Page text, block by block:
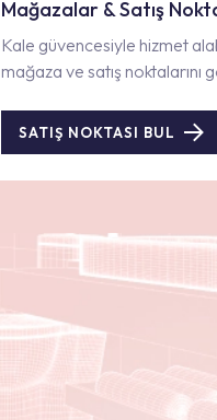
Mağazalar & Satış
Kale güvencesiyle hizmet
mağaza ve satış noktalarını
SATIŞ NOKTASI BUL